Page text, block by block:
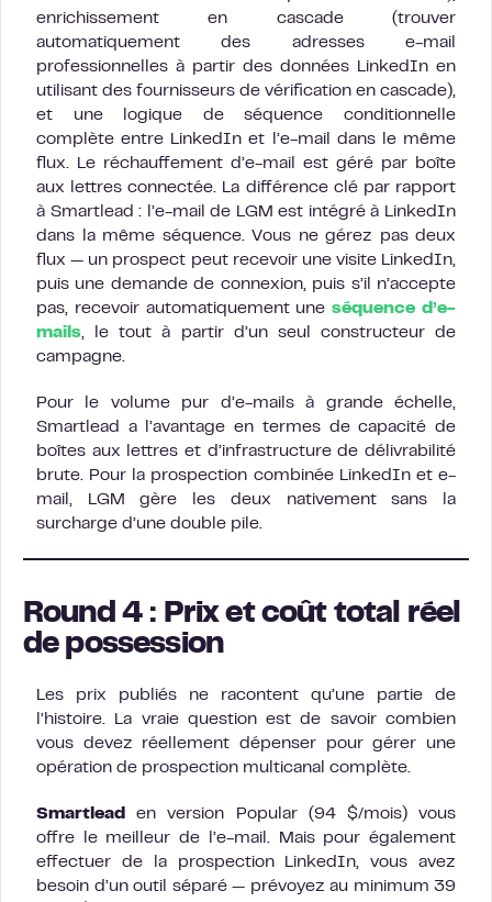
enrichissement en cascade (trouver
automatiquement des adresses e-mail
professionnelles à partir des données LinkedIn en
utilisant des fournisseurs de vérification en cascade),
et une logique de séquence conditionnelle
complète entre LinkedIn et l’e-mail dans le même
flux. Le réchauffement d’e-mail est géré par boîte
aux lettres connectée. La différence clé par rapport
à Smartlead : l’e-mail de LGM est intégré à LinkedIn
dans la même séquence. Vous ne gérez pas deux
flux — un prospect peut recevoir une visite LinkedIn,
puis une demande de connexion, puis s’il n’accepte
pas, recevoir automatiquement uneséquence d’e-
mails , le tout à partir d’un seul constructeur de
campagne.
Pour le volume pur d’e-mails à grande échelle,
Smartlead a l’avantage en termes de capacité de
boîtes aux lettres et d’infrastructure de délivrabilité
brute. Pour la prospection combinée LinkedIn et e-
mail, LGM gère les deux nativement sans la
surcharge d’une double pile.
Round 4 : Prix et coût total réel
de possession
Les prix publiés ne racontent qu’une partie de
l’histoire. La vraie question est de savoir combien
vous devez réellement dépenser pour gérer une
opération de prospection multicanal complète.
Smartlead
en version Popular (94 $/mois) vous
offre le meilleur de l’e-mail. Mais pour également
effectuer de la prospection LinkedIn, vous avez
besoin d’un outil séparé — prévoyez au minimum 39